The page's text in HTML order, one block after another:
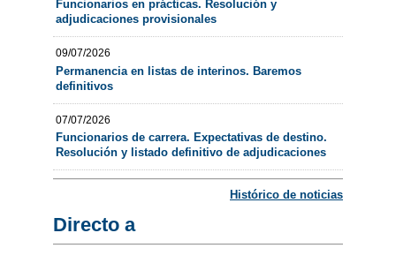
Funcionarios en prácticas. Resolución y
adjudicaciones provisionales
09/07/2026
Permanencia en listas de interinos. Baremos
definitivos
07/07/2026
Funcionarios de carrera. Expectativas de destino.
Resolución y listado definitivo de adjudicaciones
Histórico de noticias
Directo a